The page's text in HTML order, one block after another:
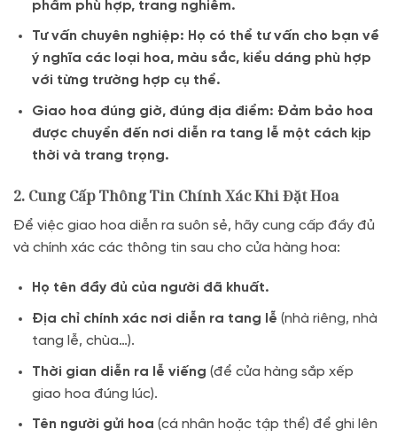
phẩm phù hợp, trang nghiêm.
Tư vấn chuyên nghiệp: Họ có thể tư vấn cho bạn về
ý nghĩa các loại hoa, màu sắc, kiểu dáng phù hợp
với từng trường hợp cụ thể.
Giao hoa đúng giờ, đúng địa điểm: Đảm bảo hoa
được chuyển đến nơi diễn ra tang lễ một cách kịp
thời và trang trọng.
2. Cung Cấp Thông Tin Chính Xác Khi Đặt Hoa
Để việc giao hoa diễn ra suôn sẻ, hãy cung cấp đầy đủ
và chính xác các thông tin sau cho cửa hàng hoa:
Họ tên đầy đủ của người đã khuất.
Địa chỉ chính xác nơi diễn ra tang lễ (nhà riêng, nhà
tang lễ, chùa…).
Thời gian diễn ra lễ viếng (để cửa hàng sắp xếp
giao hoa đúng lúc).
Tên người gửi hoa (cá nhân hoặc tập thể) để ghi lên